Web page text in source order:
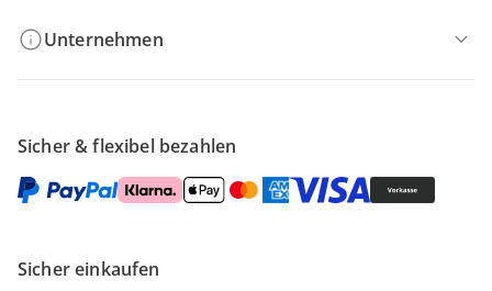
Unternehmen
Sicher & flexibel bezahlen
Sicher einkaufen